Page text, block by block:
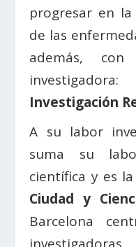
progresar en
de las
además,
Investigación
A su labor
suma su
científica y es
Ciudad y
Barcelona